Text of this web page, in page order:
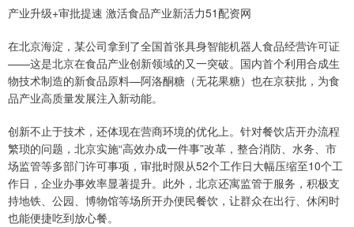
产业升级+审批提速 激活食品产业新活力51配资网
在北京海淀，某公司拿到了全国首张具身智能机器人食品经营许可证
——这是北京在食品产业创新领域的又一突破。国内首个利用合成生
物技术制造的新食品原料—阿洛酮糖（无花果糖）也在京获批，为食
品产业高质量发展注入新动能。
创新不止于技术，还体现在营商环境的优化上。针对餐饮店开办流程
繁琐的问题，北京实施“高效办成一件事”改革，整合消防、水务、市
场监管等多部门许可事项，审批时限从52个工作日大幅压缩至10个工
作日，企业办事效率显著提升。此外，北京还寓监管于服务，积极支
持地铁、公园、博物馆等场所开办便民餐饮，让群众在出行、休闲时
也能便捷吃到放心餐。